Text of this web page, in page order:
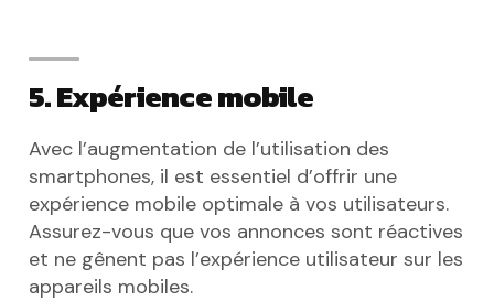
5. Expérience mobile
Avec l’augmentation de l’utilisation des
smartphones, il est essentiel d’offrir une
expérience mobile optimale à vos utilisateurs.
Assurez-vous que vos annonces sont réactives
et ne gênent pas l’expérience utilisateur sur les
appareils mobiles.